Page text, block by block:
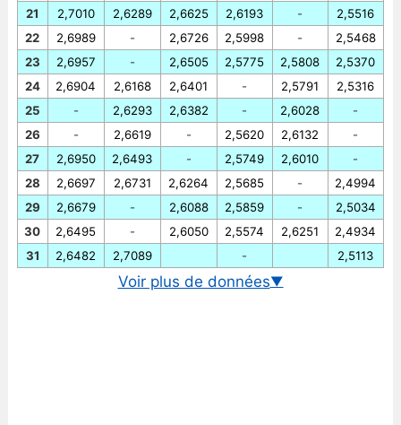
21
22
23
24
25
26
27
28
29
30
31
2,7010
2,6989
2,6957
2,6904
-
-
2,6950
2,6697
2,6679
2,6495
2,6482
2,6289
-
-
2,6168
2,6293
2,6619
2,6493
2,6731
-
-
2,7089
2,6625
2,6726
2,6505
2,6401
2,6382
-
-
2,6264
2,6088
2,6050
2,6193
2,5998
2,5775
-
-
2,5620
2,5749
2,5685
2,5859
2,5574
-
-
-
2,5808
2,5791
2,6028
2,6132
2,6010
-
-
2,6251
2,5516
2,5468
2,5370
2,5316
-
-
-
2,4994
2,5034
2,4934
2,5113
Voir plus de données▼